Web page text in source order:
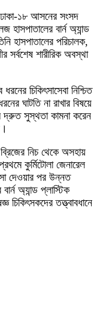
ঢাকা-১৮ আসনের সংসদ
হাসপাতালের বার্ন অ্যান্ড
হাসপাতালের পরিচালক,
সর্বশেষ শারীরিক অবস্থা
চিকিৎসাসেবা নিশ্চিত
ঘাটতি না রাখার বিষয়ে
দ্রুত সুস্থতা কামনা করেন
নিচ থেকে অসহায়
কুর্মিটোলা জেনারেল
দেওয়ার পর উন্নত
অ্যান্ড প্লাস্টিক
চিকিৎসকদের তত্ত্বাবধানে